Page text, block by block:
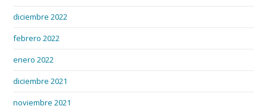
diciembre 2022
febrero 2022
enero 2022
diciembre 2021
noviembre 2021